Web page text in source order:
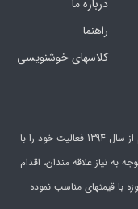
درباره ما
راهنما
کلاسهای خوشنویسی
تیم هنری کلک عشق با هدف اعتلای هنر این مرز و بوم از سال 1394 فعالیت خود را با
به نیاز علاقه مندان، اقدام
با قیمتهای مناسب نموده